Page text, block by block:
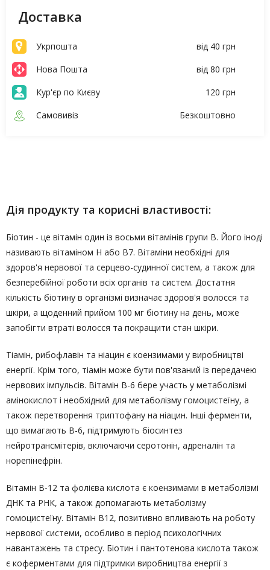
Доставка
Укрпошта
від 40 грн
Нова Пошта
від 80 грн
Кур'єр по Києву
120 грн
Самовивіз
Безкоштовно
Дія продукту та корисні властивості:
Біотин - це вітамін один із восьми вітамінів групи В. Його іноді
називають вітаміном Н або В7. Вітаміни необхідні для
здоров'я нервової та серцево-судинної систем, а також для
безперебійної роботи всіх органів та систем. Достатня
кількість біотину в організмі визначає здоров'я волосся та
шкіри, а щоденний прийом 100 мг біотину на день, може
запобігти втраті волосся та покращити стан шкіри.
Тіамін, рибофлавін та ніацин є коензимами у виробництві
енергії. Крім того, тіамін може бути пов'язаний із передачею
нервових імпульсів. Вітамін В-6 бере участь у метаболізмі
амінокислот і необхідний для метаболізму гомоцистеїну, а
також перетворення триптофану на ніацин. Інші ферменти,
що вимагають B-6, підтримують біосинтез
нейротрансмітерів, включаючи серотонін, адреналін та
норепінефрін.
Вітамін B-12 та фолієва кислота є коензимами в метаболізмі
ДНК та РНК, а також допомагають метаболізму
гомоцистеїну. Вітамін В12, позитивно впливають на роботу
нервової системи, особливо в період психологічних
навантажень та стресу. Біотин і пантотенова кислота також
є коферментами для підтримки виробництва енергії з